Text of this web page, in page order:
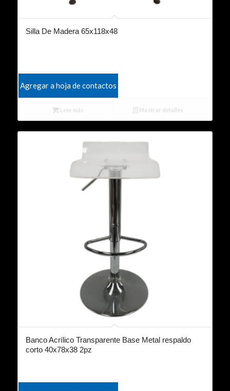
Silla De Madera 65x118x48
Agregar a hoja de contactos
Leer más Mostrar detalles
Banco Acrílico Transparente Base Metal respaldo
corto 40x78x38 2pz